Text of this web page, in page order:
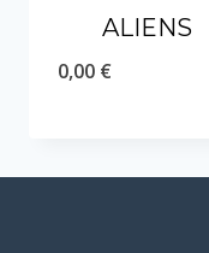
ALIENS
0,00 €